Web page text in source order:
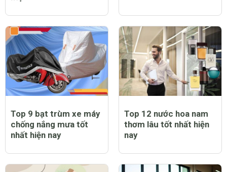
Trẻ bị sốt có tiêm
phòng sởi được không
và lưu ý dành cho cha
mẹ
Trẻ bị sởi có ngứa
không và lời giải đáp
đầy bất ngờ